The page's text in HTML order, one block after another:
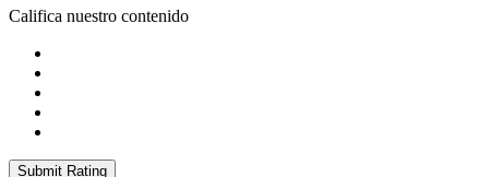
Califica nuestro contenido
Submit Rating